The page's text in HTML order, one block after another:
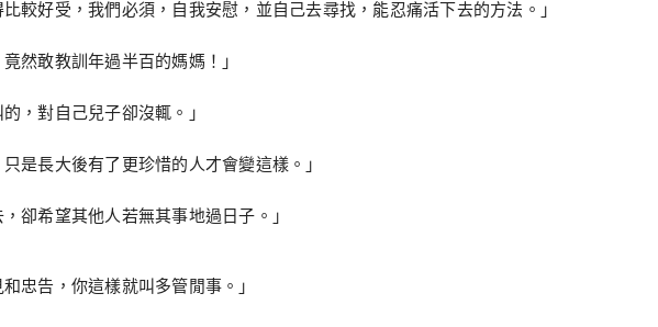
較好受，我們必須，自我安慰，並自己去尋找，能忍痛活下去的方法。」
然敢教訓年過半百的媽媽！」
，對自己兒子卻沒輒。」
是長大後有了更珍惜的人才會變這樣。」
卻希望其他人若無其事地過日子。」
忠告，你這樣就叫多管閒事。」